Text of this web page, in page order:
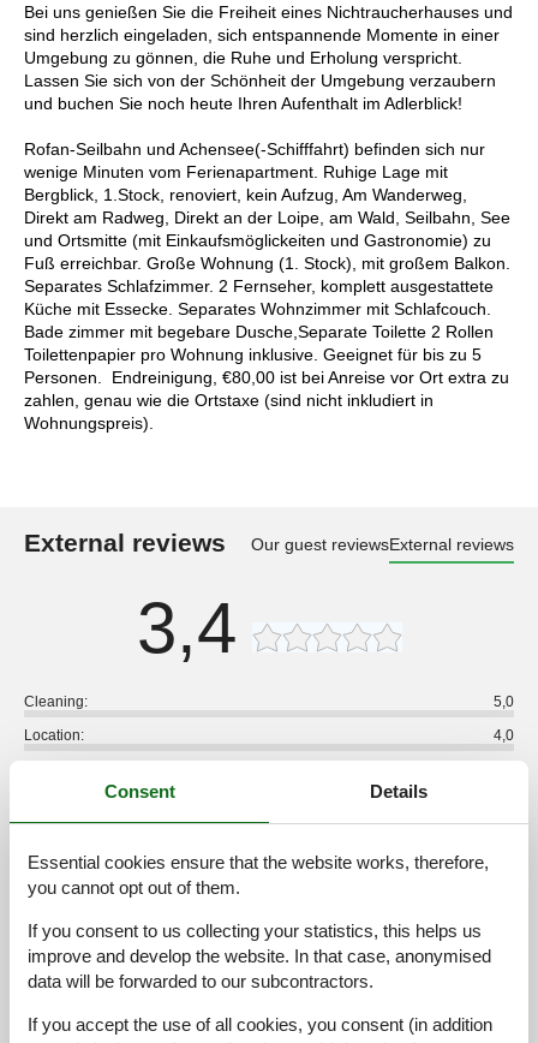
Bei uns genießen Sie die Freiheit eines Nichtraucherhauses und
sind herzlich eingeladen, sich entspannende Momente in einer
Umgebung zu gönnen, die Ruhe und Erholung verspricht.
Lassen Sie sich von der Schönheit der Umgebung verzaubern
und buchen Sie noch heute Ihren Aufenthalt im Adlerblick!
Rofan-Seilbahn und Achensee(-Schifffahrt) befinden sich nur
wenige Minuten vom Ferienapartment. Ruhige Lage mit
Bergblick, 1.Stock, renoviert, kein Aufzug, Am Wanderweg,
Direkt am Radweg, Direkt an der Loipe, am Wald, Seilbahn, See
und Ortsmitte (mit Einkaufsmöglickeiten und Gastronomie) zu
Fuß erreichbar. Große Wohnung (1. Stock), mit großem Balkon.
Separates Schlafzimmer. 2 Fernseher, komplett ausgestattete
Küche mit Essecke. Separates Wohnzimmer mit Schlafcouch.
Bade zimmer mit begebare Dusche,Separate Toilette 2 Rollen
Toilettenpapier pro Wohnung inklusive. Geeignet für bis zu 5
Personen. Endreinigung, €80,00 ist bei Anreise vor Ort extra zu
zahlen, genau wie die Ortstaxe (sind nicht inkludiert in
Wohnungspreis).
External reviews Our guest reviewsExternal reviews
3,4
Cleaning:
5,0
Location:
4,0
Value for money:
3,4
Room:
3 Services on site: 2 Value for money:
Consent Details
Essential cookies ensure that the website works, therefore,
you cannot opt out of them.
If you consent to us collecting your statistics, this helps us
improve and develop the website. In that case, anonymised
data will be forwarded to our subcontractors.
If you accept the use of all cookies, you consent (in addition